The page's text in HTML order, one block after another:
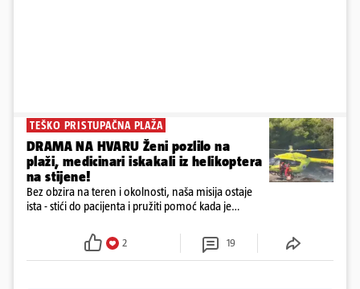
TEŠKO PRISTUPAČNA PLAŽA
DRAMA NA HVARU Ženi pozlilo na
plaži, medicinari iskakali iz helikoptera
na stijene!
Bez obzira na teren i okolnosti, naša misija ostaje
ista - stići do pacijenta i pružiti pomoć kada je
2 19